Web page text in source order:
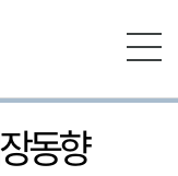
동향